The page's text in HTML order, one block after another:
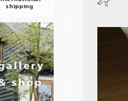
shipping